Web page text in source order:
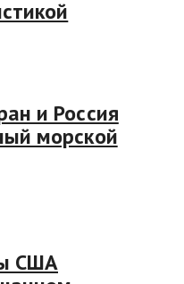
и Россия
морской
США